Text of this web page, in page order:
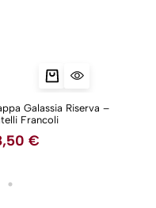
Galassia Riserva –
Francoli
€